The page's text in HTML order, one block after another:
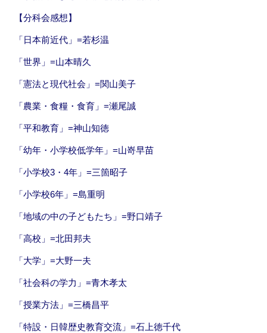
【分科会感想】
「日本前近代」=若杉温
「世界」=山本晴久
「憲法と現代社会」=関山美子
「農業・食糧・食育」=瀬尾誠
「平和教育」=神山知徳
「幼年・小学校低学年」=山嵜早苗
「小学校3・4年」=三箇昭子
「小学校6年」=島重明
「地域の中の子どもたち」=野口靖子
「高校」=北田邦夫
「大学」=大野一夫
「社会科の学力」=青木孝太
「授業方法」=三橋昌平
「特設・日韓歴史教育交流」=石上徳千代